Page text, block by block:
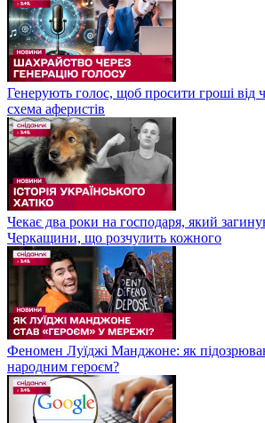
Генерують голос, щоб просити гроші від
схема аферистів
Чекає два роки на господаря, який
Черкащини, що розчулить кожного
Феномен Луїджі Манджоне: як
народним героєм?